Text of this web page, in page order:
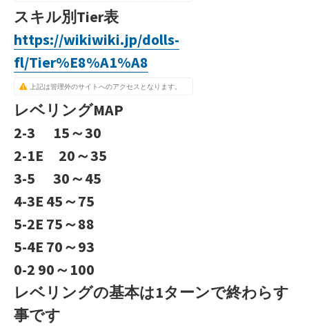
スキル別Tier表
https://wikiwiki.jp/dolls-
fl/Tier%E8%A1%A8
上記は管理外のサイトへのアクセスとなります。
レベリングMAP
2-3 15～30
2-1E 20～35
3-5 30～45
4-3E 45～75
5-2E 75～88
5-4E 70～93
0-2 90～100
レベリングの基本は1ターンで終わらす
事です